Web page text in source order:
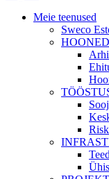
Meie teenused
Sweco
HOONED